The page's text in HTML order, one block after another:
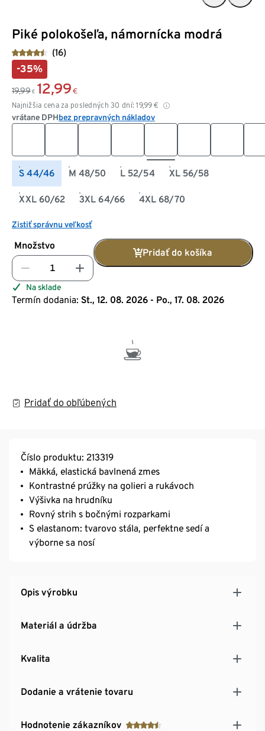
Piké polokošeľa, námornícka modrá
(16)
-35%
19,99 € 12,99 €
Najnižšia cena za posledných 30 dní: 19,99 €
vrátane DPHbez prepravných nákladov
S 44/46 M 48/50 L 52/54 XL 56/58
XXL 60/62 3XL 64/66 4XL 68/70
Zistiť správnu veľkosť
Množstvo
Pridať do košíka
Na sklade
Termín dodania: St., 12. 08. 2026 - Po., 17. 08. 2026
Pridať do obľúbených
Číslo produktu: 213319
Mäkká, elastická bavlnená zmes
Kontrastné prúžky na golieri a rukávoch
Výšivka na hrudníku
Rovný strih s bočnými rozparkami
S elastanom: tvarovo stála, perfektne sedí a
výborne sa nosí
Opis výrobku
Materiál a údržba
Kvalita
Dodanie a vrátenie tovaru
Hodnotenie zákazníkov